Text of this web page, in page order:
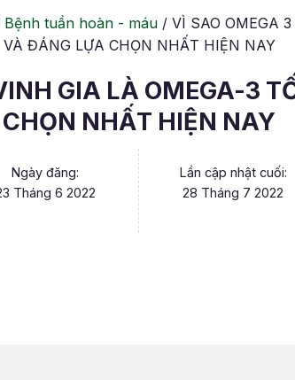
Bệnh tuần hoàn - máu/ VÌ SAO OMEGA
VÀ ĐÁNG LỰA CHỌN NHẤT HIỆN NAY
GIA LÀ OMEGA-3
CHỌN NHẤT HIỆN NAY
Ngày đăng:
Tháng 6 2022
Lần cập nhật cuối:
28 Tháng 7 2022